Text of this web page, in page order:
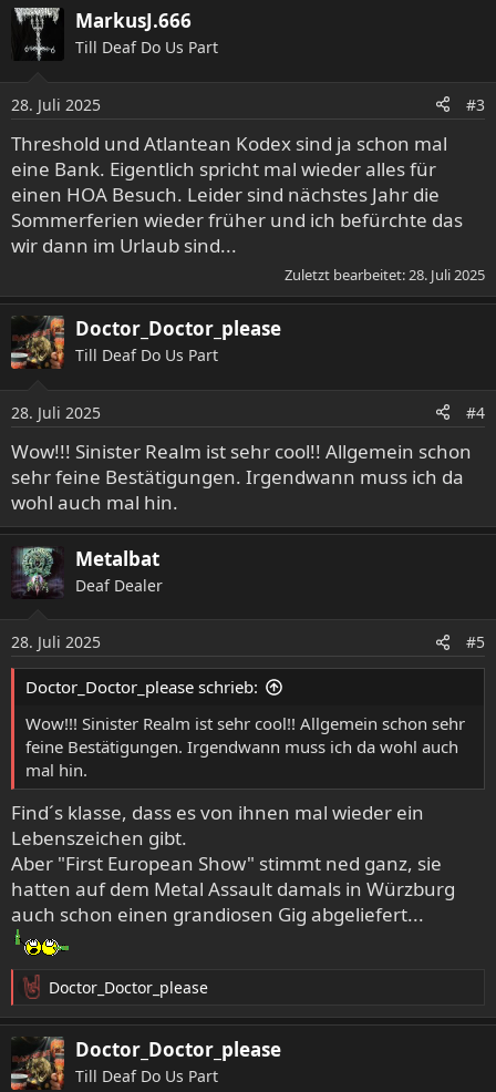
MarkusJ.666
Till Deaf Do Us Part
28. Juli 2025 #3
Threshold und Atlantean Kodex sind ja schon mal
eine Bank. Eigentlich spricht mal wieder alles für
einen HOA Besuch. Leider sind nächstes Jahr die
Sommerferien wieder früher und ich befürchte das
wir dann im Urlaub sind...
Zuletzt bearbeitet:28. Juli 2025
Doctor_Doctor_please
Till Deaf Do Us Part
28. Juli 2025 #4
Wow!!! Sinister Realm ist sehr cool!! Allgemein schon
sehr feine Bestätigungen. Irgendwann muss ich da
wohl auch mal hin.
Metalbat
Deaf Dealer
28. Juli 2025 #5
Doctor_Doctor_please schrieb:
Wow!!! Sinister Realm ist sehr cool!! Allgemein schon sehr
feine Bestätigungen. Irgendwann muss ich da wohl auch
mal hin.
Find´s klasse, dass es von ihnen mal wieder ein
Lebenszeichen gibt.
Aber "First European Show" stimmt ned ganz, sie
hatten auf dem Metal Assault damals in Würzburg
auch schon einen grandiosen Gig abgeliefert...
R
e
a
k
t
Doctor_Doctor_please
Doctor_Doctor_please
Till Deaf Do Us Part